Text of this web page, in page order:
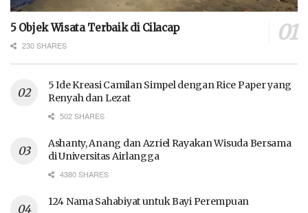
5 Objek Wisata Terbaik di Cilacap
230 SHARES
5 Ide Kreasi Camilan Simpel dengan Rice Paper yang
Renyah dan Lezat
502 SHARES
Ashanty, Anang dan Azriel Rayakan Wisuda Bersama
di Universitas Airlangga
4380 SHARES
124 Nama Sahabiyat untuk Bayi Perempuan